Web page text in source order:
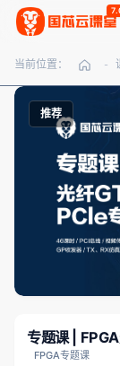
当前位置： -
推荐
专题课 |
FPGA专题课